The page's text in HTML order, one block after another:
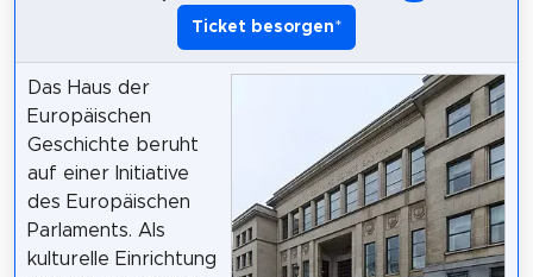
Ticket besorgen*
Das Haus der
Europäischen
Geschichte beruht
auf einer Initiative
des Europäischen
Parlaments. Als
kulturelle Einrichtung